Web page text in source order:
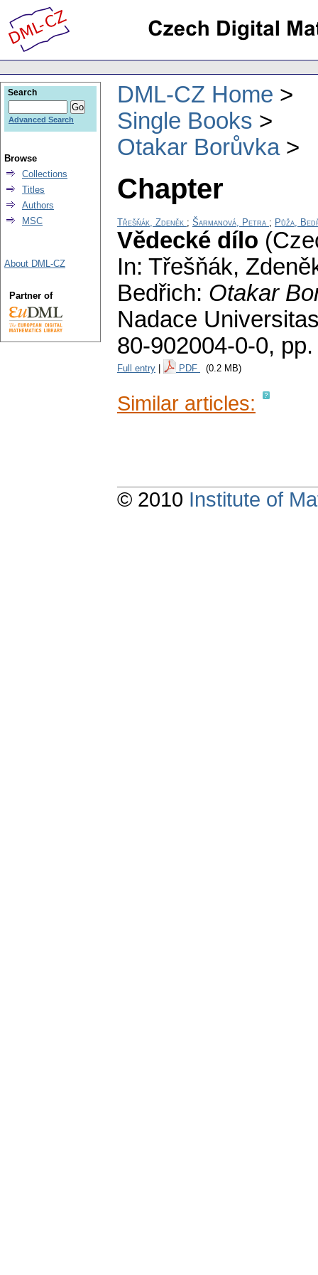
DML-CZ Home
Single Books
Otakar Borůvka
Chapter
Třešňák, Zdeněk ; Šarmanová, Petra ; Půža,
Vědecké dílo
In: Třešňák,
Bedřich: Otakar
Nadace
80-902004-0-0,
Full entry PDF (0.2 MB)
Similar articles:
Search
Advanced Search
Browse
Collections
Titles
Authors
MSC
About DML-CZ
Partner of
© 2010 Institute of